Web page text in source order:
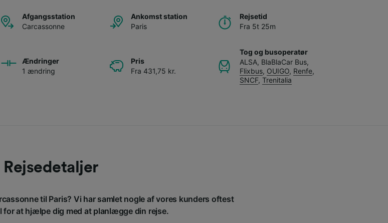
Afgangsstation
Carcassonne
Ankomst station
Paris
Rejsetid
Fra 5t 25m
Ændringer
1 ændring
Pris
Fra 431,75 kr.
Tog og busoperatør
ALSA, BlaBlaCar Bus,
Flixbus, OUIGO, Renfe,
SNCF, Trenitalia
Rejsedetaljer
til Paris? Vi har samlet nogle af vores kunders oftest
for at hjælpe dig med at planlægge din rejse.